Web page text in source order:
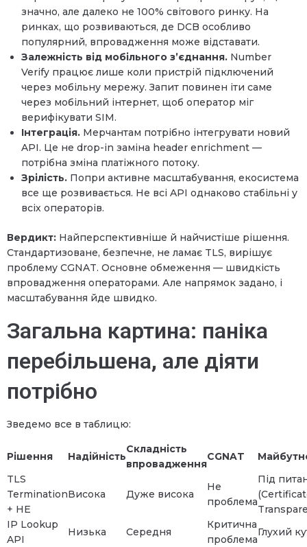
значно, але далеко не 100% світового ринку. На
ринках, що розвиваються, де DCB особливо
популярний, впровадження може відставати.
Залежність від мобільного з’єднання. Number
Verify працює лише коли пристрій підключений
через мобільну мережу. Запит повинен іти саме
через мобільний інтернет, щоб оператор міг
верифікувати SIM.
Інтеграція. Мерчантам потрібно інтегрувати новий
API. Це не drop-in заміна header enrichment —
потрібна зміна платіжного потоку.
Зрілість. Попри активне масштабування, екосистема
все ще розвивається. Не всі API однаково стабільні у
всіх операторів.
Вердикт: Найперспективніше й найчистіше рішення.
Стандартизоване, безпечне, не ламає TLS, вирішує
проблему CGNAT. Основне обмеження — швидкість
впровадження операторами. Але напрямок задано, і
масштабування йде швидко.
Загальна картина: паніка
перебільшена, але діяти
потрібно
Зведемо все в таблицю:
Рішення Надійність
Складність
впровадження
CGNAT
TLS
Termination
+ HE
Висока Дуже висока
Не
проблема
Під
IP Lookup
API
Низька Середня
Критична
проблема
Глухий